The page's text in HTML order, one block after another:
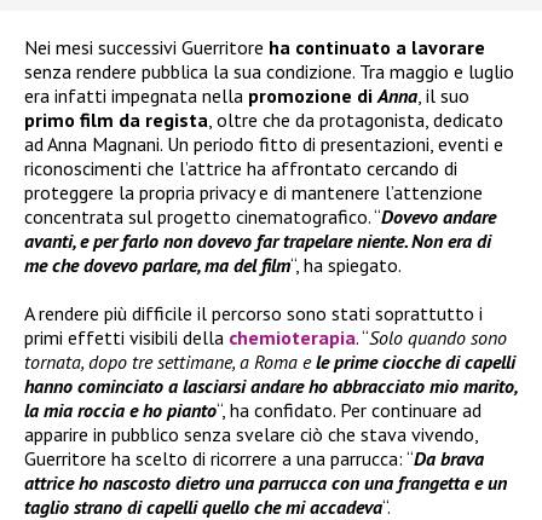
Nei mesi successivi Guerritore ha continuato a lavorare
senza rendere pubblica la sua condizione. Tra maggio e luglio
era infatti impegnata nella promozione di Anna , il suo
primo film da regista , oltre che da protagonista, dedicato
ad Anna Magnani. Un periodo fitto di presentazioni, eventi e
riconoscimenti che l’attrice ha affrontato cercando di
proteggere la propria privacy e di mantenere l’attenzione
concentrata sul progetto cinematografico. “Dovevo andare
avanti, e per farlo non dovevo far trapelare niente. Non era di
me che dovevo parlare, ma del film“, ha spiegato.
A rendere più difficile il percorso sono stati soprattutto i
primi effetti visibili della chemioterapia. “Solo quando sono
tornata, dopo tre settimane, a Roma ele prime ciocche di capelli
hanno cominciato a lasciarsi andare ho abbracciato mio marito,
la mia roccia e ho pianto“, ha confidato. Per continuare ad
apparire in pubblico senza svelare ciò che stava vivendo,
Guerritore ha scelto di ricorrere a una parrucca: “Da brava
attrice ho nascosto dietro una parrucca con una frangetta e un
taglio strano di capelli quello che mi accadeva“.